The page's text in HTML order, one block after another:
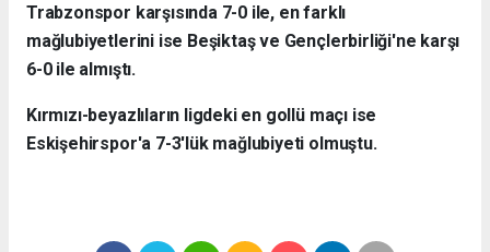
Trabzonspor karşısında 7-0 ile, en farklı
mağlubiyetlerini ise Beşiktaş ve Gençlerbirliği'ne karşı
6-0 ile almıştı.
Kırmızı-beyazlıların ligdeki en gollü maçı ise
Eskişehirspor'a 7-3'lük mağlubiyeti olmuştu.